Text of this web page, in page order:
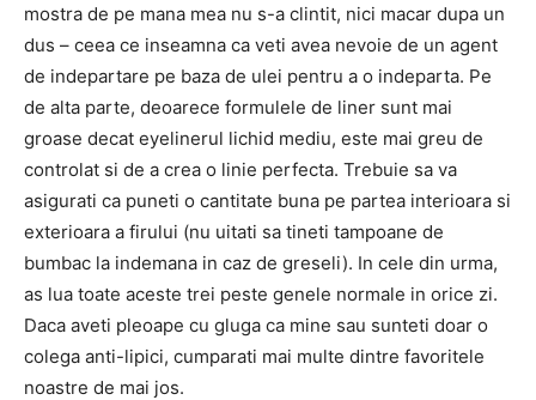
mostra de pe mana mea nu s-a clintit, nici macar dupa un
dus – ceea ce inseamna ca veti avea nevoie de un agent
de indepartare pe baza de ulei pentru a o indeparta. Pe
de alta parte, deoarece formulele de liner sunt mai
groase decat eyelinerul lichid mediu, este mai greu de
controlat si de a crea o linie perfecta. Trebuie sa va
asigurati ca puneti o cantitate buna pe partea interioara si
exterioara a firului (nu uitati sa tineti tampoane de
bumbac la indemana in caz de greseli). In cele din urma,
as lua toate aceste trei peste genele normale in orice zi.
Daca aveti pleoape cu gluga ca mine sau sunteti doar o
colega anti-lipici, cumparati mai multe dintre favoritele
noastre de mai jos.